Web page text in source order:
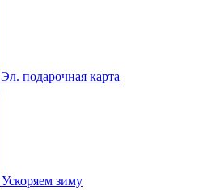
Эл. подарочная карта
Ускоряем зиму